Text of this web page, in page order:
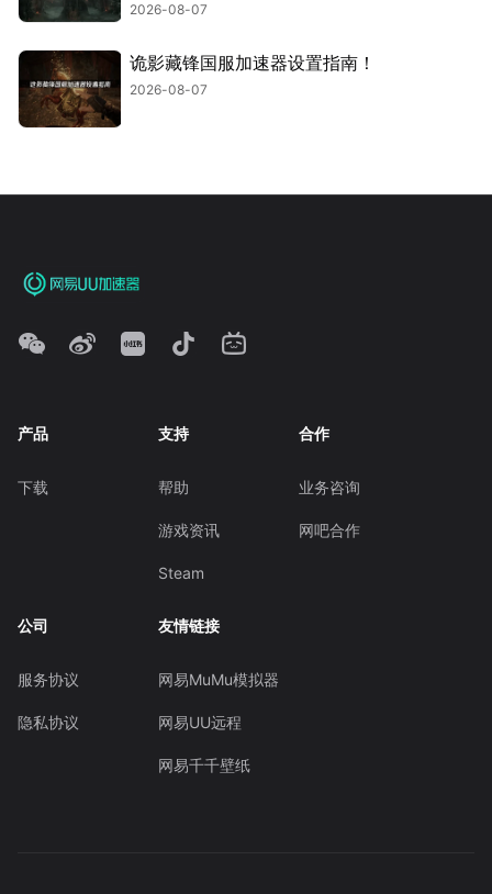
2026-08-07
诡影藏锋国服加速器设置指南！
2026-08-07
产品
下载
支持
帮助
游戏资讯
Steam
合作
业务咨询
网吧合作
公司
服务协议
隐私协议
友情链接
网易MuMu模拟器
网易UU远程
网易千千壁纸